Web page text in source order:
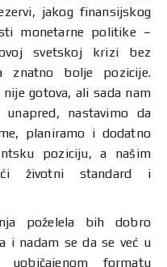
jakog finansijskog
monetarne politike –
svetskoj krizi bez
znatno bolje pozicije.
gotova, ali sada nam
nastavimo da
planiramo i dodatno
poziciju, a našim
životni standard i
poželela bih dobro
i nadam se da se već u
formatu